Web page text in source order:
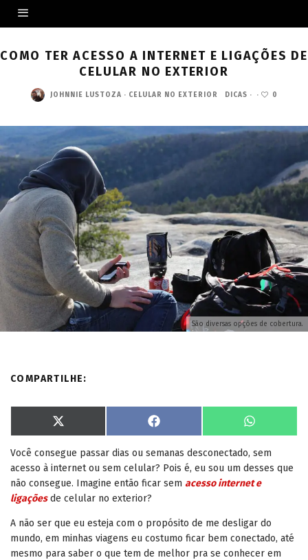
COMO TER ACESSO A INTERNET E LIGAÇÕES DE
CELULAR NO EXTERIOR
JOHNNIE LUSTOZA · CELULAR NO EXTERIOR DICAS · · 0
São diversas opções de cobertura.
COMPARTILHE:
S
h
r
o
n
X
(
w
i
t
t
r
S
h
r
e
o
n
F
a
e
b
o
o
S
h
r
o
n
W
h
t
s
A
p
Você consegue passar dias ou semanas desconectado, sem
acesso à internet ou sem celular? Pois é, eu sou um desses que
não consegue. Imagine então ficar sem acesso internet e
ligaçõesde celular no exterior?
A não ser que eu esteja com o propósito de me desligar do
mundo, em minhas viagens eu costumo ficar bem conectado, até
mesmo para saber o que tem de melhor pra se conhecer em